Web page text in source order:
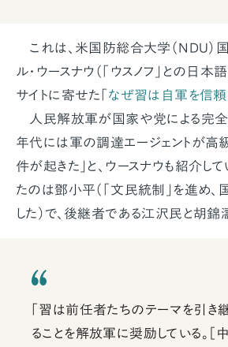
これは、米国防総合大学（NDU）
ル・ウースナウ（「ウスノフ」との日本
サイトに寄せた「 なぜ習は自軍を信頼
人民解放軍が国家や党による完全
年代には軍の調達エージェントが高
件が起きた」と、ウースナウも紹介し
たのは鄧小平（「文民統制」を進め
した）で、後継者である江沢民と胡
「習は前任者たちのテーマを引き
ることを解放軍に奨励している。